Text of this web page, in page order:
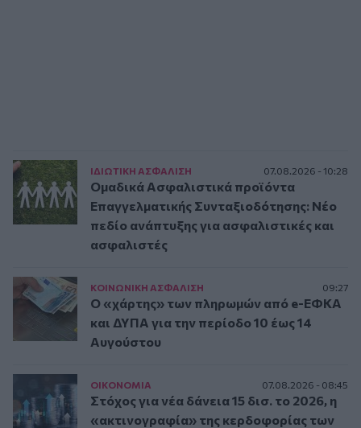
ΙΔΙΩΤΙΚΗ ΑΣΦAΛΙΣΗ 07.08.2026 - 10:28
Ομαδικά Ασφαλιστικά προϊόντα
Επαγγελματικής Συνταξιοδότησης: Νέο
πεδίο ανάπτυξης για ασφαλιστικές και
ασφαλιστές
ΚΟΙΝΩΝΙΚΗ ΑΣΦAΛΙΣΗ 09:27
Ο «χάρτης» των πληρωμών από e-ΕΦΚΑ
και ΔΥΠΑ για την περίοδο 10 έως 14
Αυγούστου
ΟΙΚΟΝΟΜΙΑ 07.08.2026 - 08:45
Στόχος για νέα δάνεια 15 δισ. το 2026, η
«ακτινογραφία» της κερδοφορίας των